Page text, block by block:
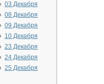
03 Декабря
08 Декабря
09 Декабря
10 Декабря
23 Декабря
24 Декабря
25 Декабря